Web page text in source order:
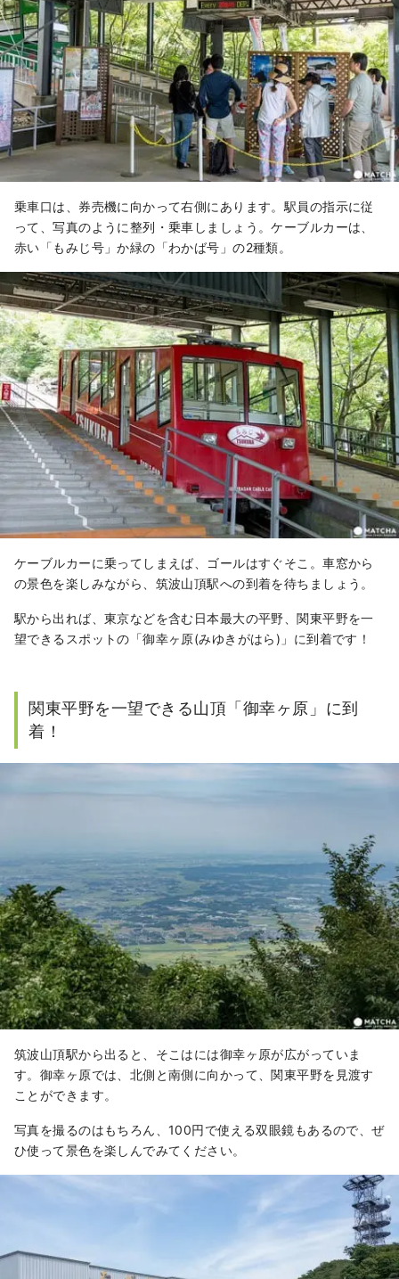
乗車口は、券売機に向かって右側にあります。駅員の指示に従
って、写真のように整列・乗車しましょう。ケーブルカーは、
赤い「もみじ号」か緑の「わかば号」の2種類。
ケーブルカーに乗ってしまえば、ゴールはすぐそこ。車窓から
の景色を楽しみながら、筑波山頂駅への到着を待ちましょう。
駅から出れば、東京などを含む日本最大の平野、関東平野を一
望できるスポットの「御幸ヶ原(みゆきがはら)」に到着です！
関東平野を一望できる山頂「御幸ヶ原」に到
着！
筑波山頂駅から出ると、そこはには御幸ヶ原が広がっていま
す。御幸ヶ原では、北側と南側に向かって、関東平野を見渡す
ことができます。
写真を撮るのはもちろん、100円で使える双眼鏡もあるので、ぜ
ひ使って景色を楽しんでみてください。